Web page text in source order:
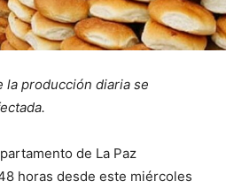
producción diaria se
de La Paz
horas desde este miércoles